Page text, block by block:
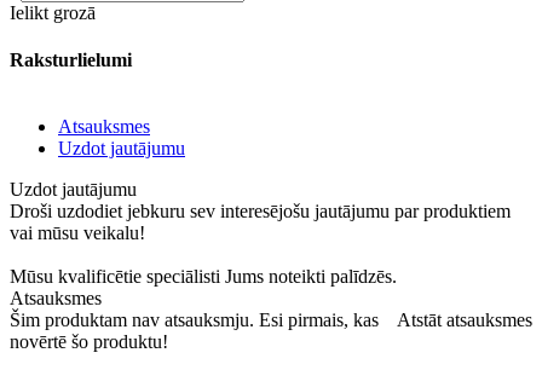
Ielikt grozā
Raksturlielumi
Atsauksmes
Uzdot jautājumu
Uzdot jautājumu
Droši uzdodiet jebkuru sev interesējošu jautājumu par produktiem
vai mūsu veikalu!
Mūsu kvalificētie speciālisti Jums noteikti palīdzēs.
Atsauksmes
Atstāt atsauksmes
Šim produktam nav atsauksmju. Esi pirmais, kas
novērtē šo produktu!